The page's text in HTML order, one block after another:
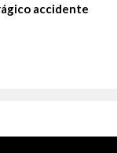
accidente